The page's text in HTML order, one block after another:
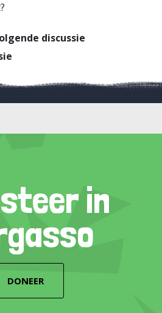
discussie
in
DONEER